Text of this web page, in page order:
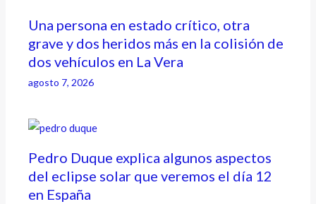
Una persona en estado crítico, otra
grave y dos heridos más en la colisión de
dos vehículos en La Vera
agosto 7, 2026
Pedro Duque explica algunos aspectos
del eclipse solar que veremos el día 12
en España